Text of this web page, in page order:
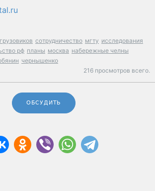
сотрудничество мгту исследования
рф планы москва набережные челны
чернышенко
216 просмотров всего.
ОБСУДИТЬ